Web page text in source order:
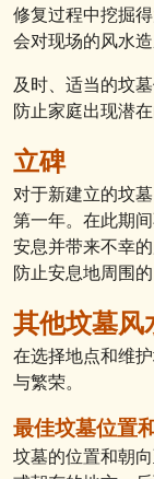
修复过程中挖掘
会对现场的风水造
及时、适当的坟
防止家庭出现潜
立碑
对于新建立的坟
第一年。在此期
安息并带来不幸
防止安息地周围
其他坟墓风
在选择地点和维
与繁荣。
最佳坟墓位置
坟墓的位置和朝